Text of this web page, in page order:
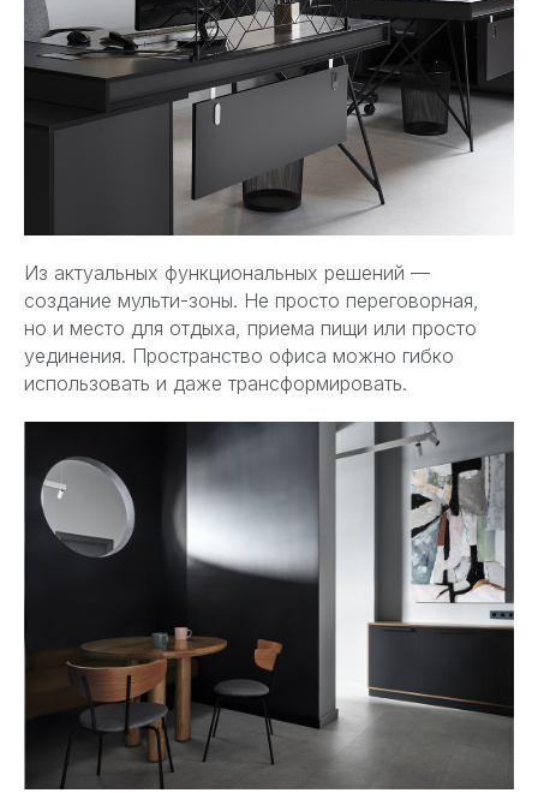
Из актуальных функциональных решений —
создание мульти-зоны. Не просто переговорная,
но и место для отдыха, приема пищи или просто
уединения. Пространство офиса можно гибко
использовать и даже трансформировать.